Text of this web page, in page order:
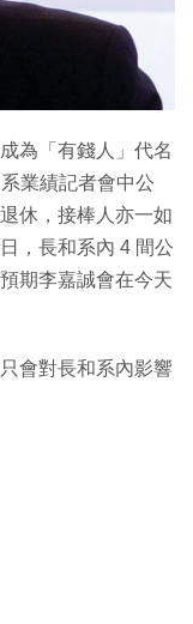
為「有錢人」代名
業績記者會中公
休，接棒人亦一如
，長和系內 4 間公
期李嘉誠會在今天
會對長和系內影響